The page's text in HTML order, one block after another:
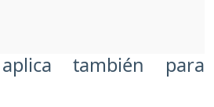
también para